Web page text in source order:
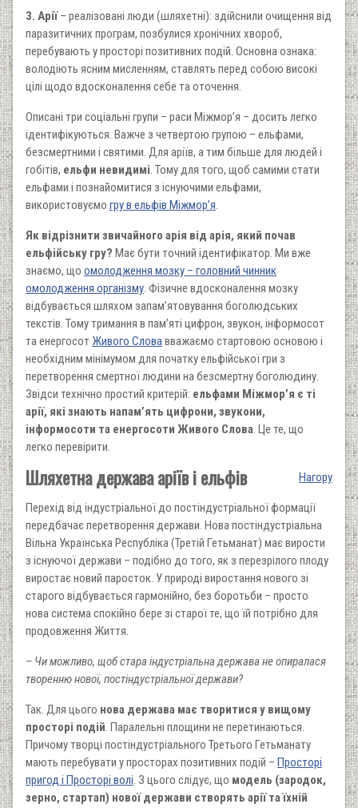
3. Арії– реалізовані люди (шляхетні): здійснили очищення від
паразитичних програм, позбулися хронічних хвороб,
перебувають у просторі позитивних подій. Основна ознака:
володіють ясним мисленням, ставлять перед собою високі
цілі щодо вдосконалення себе та оточення.
Описані три соціальні групи – раси Міжмор’я – досить легко
ідентифікуються. Важче з четвертою групою – ельфами,
безсмертними і святими. Для аріїв, а тим більше для людей і
гобітів, ельфи невидимі. Тому для того, щоб самими стати
ельфами і познайомитися з існуючими ельфами,
використовуємо гру в ельфів Міжмор’я.
Як відрізнити звичайного арія від арія, який почав
ельфійську гру? Має бути точний ідентифікатор. Ми вже
знаємо, що омолодження мозку – головний чинник
омолодження організму. Фізичне вдосконалення мозку
відбувається шляхом запам’ятовування боголюдських
текстів. Тому тримання в пам’яті цифрон, звукон, інформосот
та енергосот Живого Словавважаємо стартовою основою і
необхідним мінімумом для початку ельфійської гри з
перетворення смертної людини на безсмертну боголюдину.
Звідси технічно простий критерій: ельфами Міжмор’я є ті
арії, які знають напам’ять цифрони, звукони,
інформосоти та енергосоти Живого Слова. Це те, що
легко перевірити.
Нагору
Шляхетна держава аріїв і ельфів
Перехід від індустріальної до постіндустріальної формації
передбачає перетворення держави. Нова постіндустріальна
Вільна Українська Республіка (Третій Гетьманат) має вирости
з існуючої держави – подібно до того, як з перезрілого плоду
виростає новий паросток. У природі виростання нового зі
старого відбувається гармонійно, без боротьби – просто
нова система спокійно бере зі старої те, що їй потрібно для
продовження Життя.
– Чи можливо, щоб стара індустріальна держава не опиралася
творенню нової, постіндустріальної держави?
Так. Для цього нова держава має творитися у вищому
просторі подій. Паралельні площини не перетинаються.
Причому творці постіндустріального Третього Гетьманату
мають перебувати у просторах позитивних подій – Просторі
пригод і Просторі волі. З цього слідує, що модель (зародок,
зерно, стартап) нової держави створять арії та їхній